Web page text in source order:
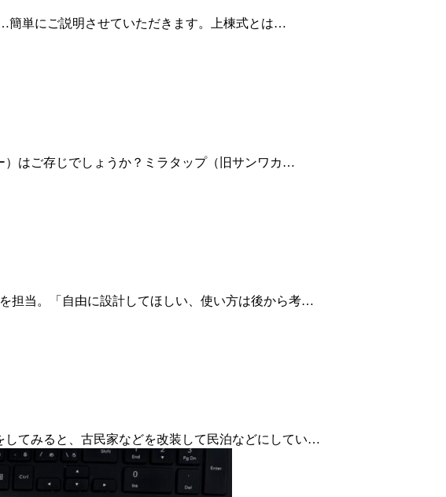
単にご説明させていただきます。上棟式とは…
はご存じでしょうか？ミラタップ（旧サンワカ…
担当。「自由に設計してほしい、使い方は後から考…
てみると、古民家などを改装して民泊などにしてい…